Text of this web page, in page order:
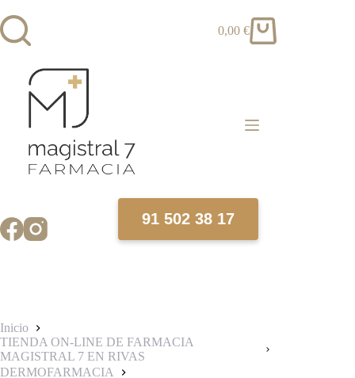
al
contenido
Carro
0,00€
91 502 38 17
Inicio
TIENDA ON-LINE DE FARMACIA
MAGISTRAL 7 EN RIVAS
DERMOFARMACIA